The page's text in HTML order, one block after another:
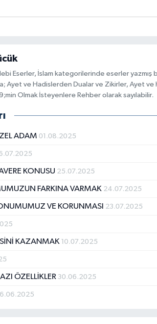
Eserler, İslam kategorilerinde eserler yazmış
Ayet ve Hadislerden Dualar ve Zikirler, Ayet
Olmak İsteyenlere Rehber olarak sayılabilir.
ADAM 01.08.2025
KONUSU 25.07.2025
FARKINA VARMAK 24.07.2025
VE KORUNMASI 23.07.2025
KAZANMAK 10.07.2025
ÖZELLİKLER 30.06.2025